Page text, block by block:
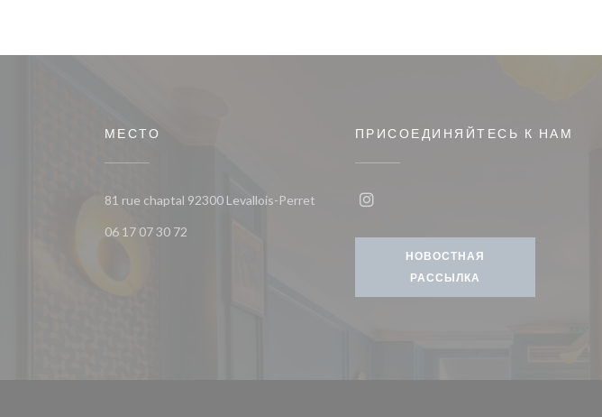
МЕСТО
81 rue chaptal 92300 Levallois-Perret((открывается в новом окне))
06 17 07 30 72
ПРИСОЕДИНЯЙТЕСЬ К НАМ
НОВОСТНАЯ
РАССЫЛКА